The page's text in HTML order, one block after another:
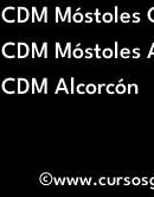
CDM Móstoles
CDM Móstoles
CDM Alcorcón